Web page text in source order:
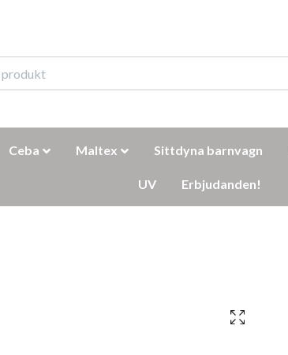
Ceba Maltex Sittdyna barnvagn
UV Erbjudanden!